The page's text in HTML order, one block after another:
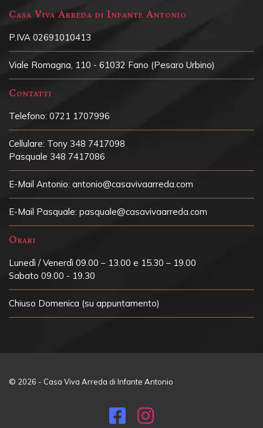
Casa Viva Arreda di Infante Antonio
P.IVA 02691010413
Viale Romagna, 110 - 61032 Fano (Pesaro Urbino)
Contatti
Telefono: 0721 1707996
Cellulare: Tony 348 7417098
Pasquale 348 7417086
E-Mail Antonio: antonio@casavivaarreda.com
E-Mail Pasquale: pasquale@casavivaarreda.com
Orari
Lunedì / Venerdì 09.00 – 13.00 e 15.30 – 19.00
Sabato 09.00 - 19.30
Chiuso Domenica (su appuntamento)
© 2026 - Casa Viva Arreda di Infante Antonio